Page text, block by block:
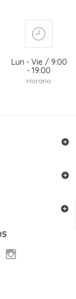
Lun - Vie / 9:00
- 19:00
Horario